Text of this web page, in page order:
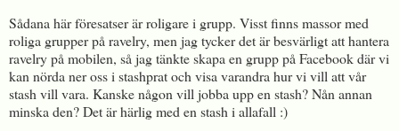
Sådana här föresatser är roligare i grupp. Visst finns massor med
roliga grupper på ravelry, men jag tycker det är besvärligt att hantera
ravelry på mobilen, så jag tänkte skapa en grupp på Facebook där vi
kan nörda ner oss i stashprat och visa varandra hur vi vill att vår
stash vill vara. Kanske någon vill jobba upp en stash? Nån annan
minska den? Det är härlig med en stash i allafall :)